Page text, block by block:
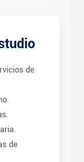
de
de